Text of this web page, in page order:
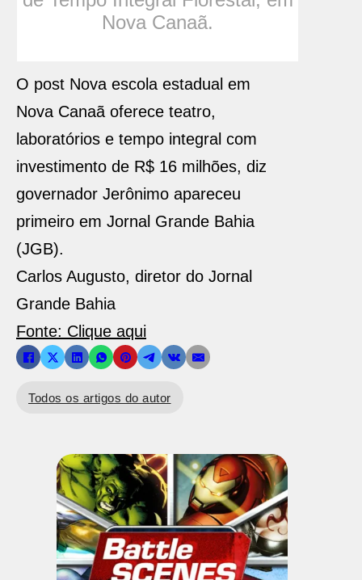
Nova Canaã.
O post Nova escola estadual em
Nova Canaã oferece teatro,
laboratórios e tempo integral com
investimento de R$ 16 milhões, diz
governador Jerônimo apareceu
primeiro em Jornal Grande Bahia
(JGB).
Carlos Augusto, diretor do Jornal
Grande Bahia
Fonte: Clique aqui
Todos os artigos do autor